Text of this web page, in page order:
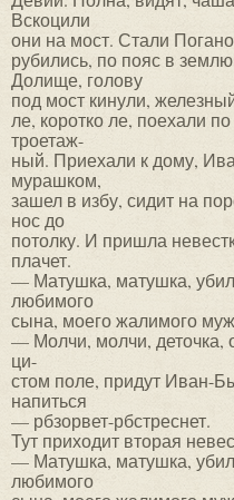
Вскоцили
они на мост. Стали
рубились, по пояс в
Долище, голову
под мост кинули,
ле, коротко ле, поехали
троетаж-
ный. Приехали к дому,
мурашком,
зашел в избу, сидит на
нос до
потолку. И пришла
плачет.
— Матушка, матушка,
любимого
сына, моего жалимого
— Молчи, молчи, деточка,
ци-
стом поле, придут Иван-
напиться
— рбзорвет-рбстреснет.
Тут приходит вторая
— Матушка, матушка,
любимого